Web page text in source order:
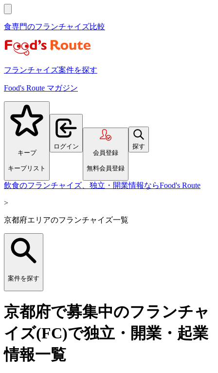
食専門のフランチャイズ比較
フランチャイズ案件を探す
Food's Route マガジン
キープ
キープリスト
ログイン
会員登録
無料会員登録
探す
飲食のフランチャイズ、独立・開業情報ならFood's Route
>
京都府エリアのフランチャイズ一覧
案件を探す
京都府で募集中のフランチャ
イズ(FC)で独立・開業・起業
情報一覧